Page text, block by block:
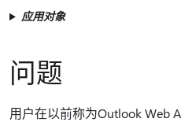
应用对象
问题
用户在以前称为Outlook Web